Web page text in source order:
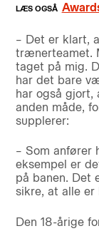
– Det er klart,
trænerteamet.
taget på mig.
har det bare
har også
anden måde,
supplerer:
– Som anfører
eksempel er
på banen. Det
sikre, at alle
Den 18-årige